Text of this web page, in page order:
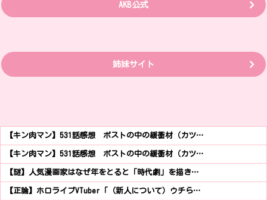
AKB公式
姉妹サイト
【キン肉マン】531話感想 ポストの中の緩衝材（カツ…
【キン肉マン】531話感想 ポストの中の緩衝材（カツ…
【謎】人気漫画家はなぜ年をとると「時代劇」を描き…
【正論】ホロライブVTuber「（新人について）ウチら…